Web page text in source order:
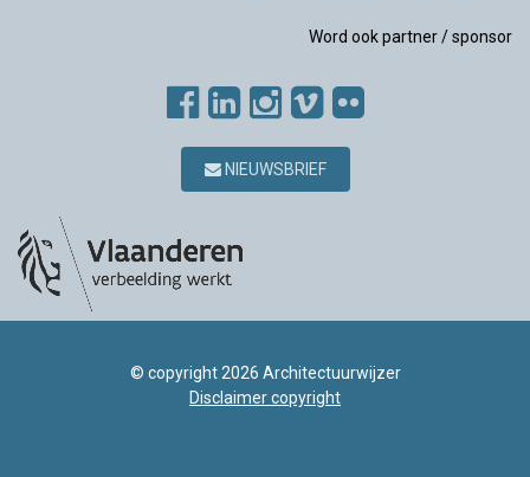
Word ook partner / sponsor
NIEUWSBRIEF
© copyright 2026 Architectuurwijzer
Disclaimer copyright